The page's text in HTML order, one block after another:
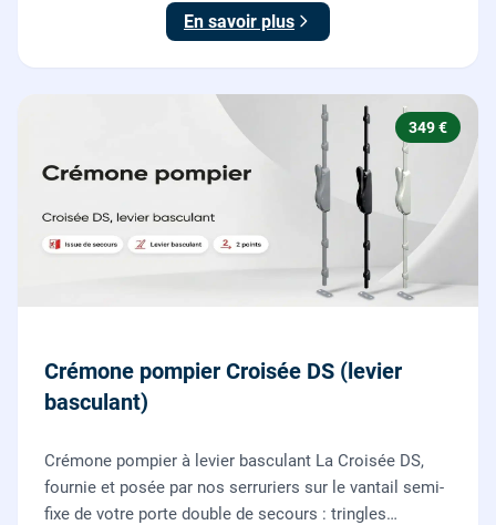
En savoir plus
349 €
Crémone pompier Croisée DS (levier
basculant)
Crémone pompier à levier basculant La Croisée DS,
fournie et posée par nos serruriers sur le vantail semi-
fixe de votre porte double de secours : tringles